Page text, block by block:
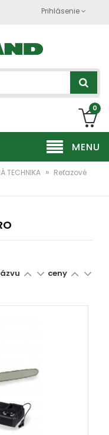
Prihlásenie
0
MENU
TECHNIKA » Reťazové
ceny